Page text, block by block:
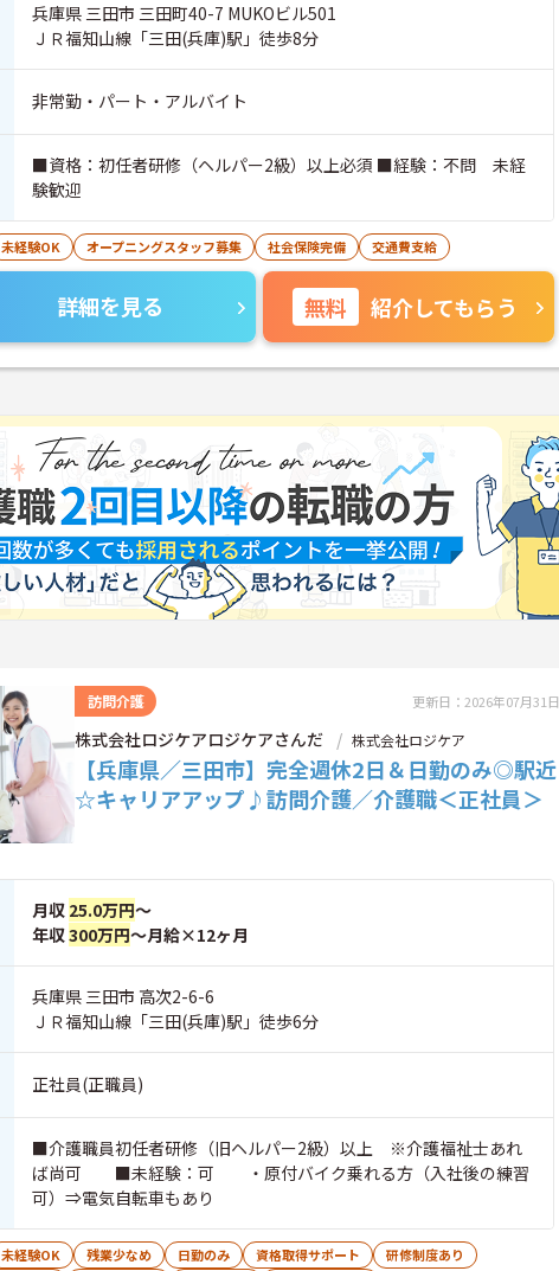
兵庫県 三田市 三田町40-7 MUKOビル501
ＪＲ福知山線「三田(兵庫)駅」徒歩8分
非常勤・パート・アルバイト
■資格：初任者研修（ヘルパー2級）以上必須 ■経験：不問 未経
験歓迎
未経験OK オープニングスタッフ募集 社会保険完備 交通費支給
詳細を見る 無料 紹介してもらう
訪問介護 更新日：2026年07月31日
株式会社ロジケアロジケアさんだ 株式会社ロジケア
【兵庫県／三田市】完全週休2日＆日勤のみ◎駅近
☆キャリアアップ♪訪問介護／介護職＜正社員＞
月収 25.0万円～
年収300万円～月給×12ヶ月
兵庫県 三田市 高次2-6-6
ＪＲ福知山線「三田(兵庫)駅」徒歩6分
正社員(正職員)
■介護職員初任者研修（旧ヘルパー2級）以上 ※介護福祉士あれ
ば尚可 ■未経験：可 ・原付バイク乗れる方（入社後の練習
可）⇒電気自転車もあり
未経験OK 残業少なめ 日勤のみ 資格取得サポート
研修制度あり